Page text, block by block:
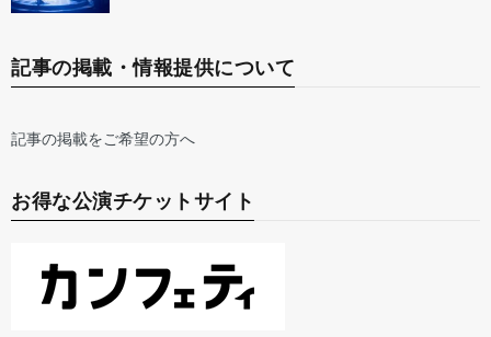
記事の掲載・情報提供について
記事の掲載をご希望の方へ
お得な公演チケットサイト